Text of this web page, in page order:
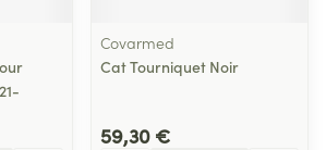
Covarmed
Cat Tourniquet Noir
59,30 €